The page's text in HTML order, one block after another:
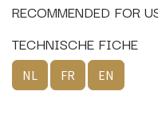
RECOMMENDED FOR
TECHNISCHE FICHE
NL FR EN